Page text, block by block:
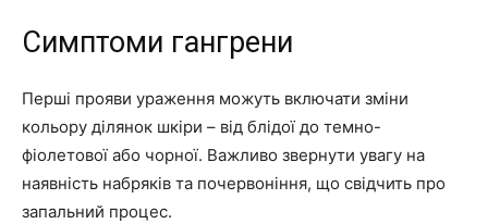
Симптоми гангрени
Перші прояви ураження можуть включати зміни
кольору ділянок шкіри – від блідої до темно-
фіолетової або чорної. Важливо звернути увагу на
наявність набряків та почервоніння, що свідчить про
запальний процес.